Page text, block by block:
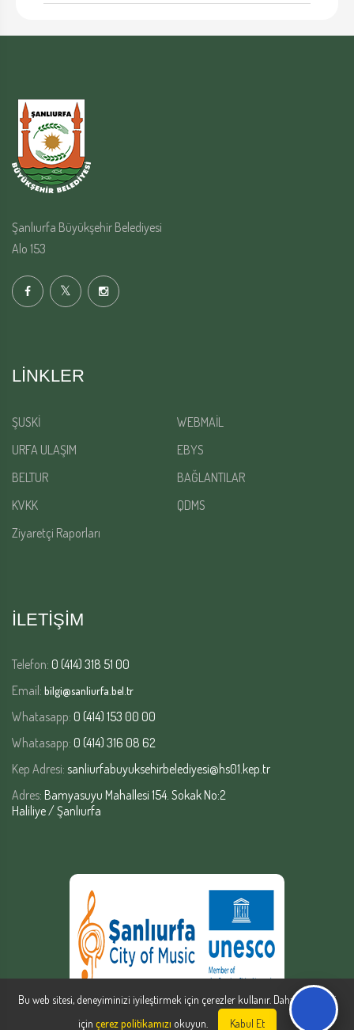
Şanlıurfa Büyükşehir Belediyesi
Alo 153
LINKLER
ŞUSKİ
WEBMAİL
URFA ULAŞIM
EBYS
BELTUR
BAĞLANTILAR
KVKK
QDMS
Ziyaretçi Raporları
İLETİŞİM
Telefon: 0 (414) 318 51 00
Email: bilgi@sanliurfa.bel.tr
Whatasapp: 0 (414) 153 00 00
Whatasapp: 0 (414) 316 08 62
Kep Adresi: sanliurfabuyuksehirbelediyesi@hs01.kep.tr
Adres: Bamyasuyu Mahallesi 154. Sokak No:2
Haliliye / Şanlıurfa
Bu web sitesi, deneyiminizi iyileştirmek için çerezler kullanır. Daha fazla bilgi
için çerez politikamızı okuyun. Kabul Et